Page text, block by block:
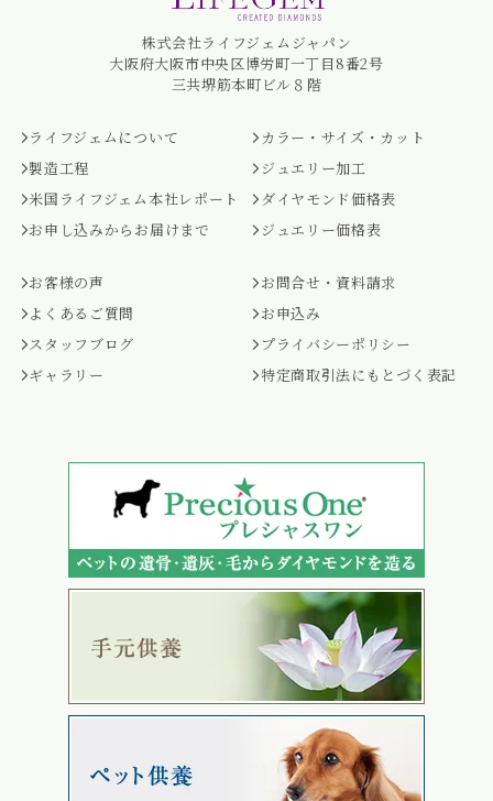
株式会社ライフジェムジャパン
大阪府大阪市中央区博労町一丁目8番2号
三共堺筋本町ビル８階
ライフジェムについて
製造工程
米国ライフジェム本社レポート
お申し込みからお届けまで
カラー・サイズ・カット
ジュエリー加工
ダイヤモンド価格表
ジュエリー価格表
お客様の声
よくあるご質問
スタッフブログ
ギャラリー
お問合せ・資料請求
お申込み
プライバシーポリシー
特定商取引法にもとづく表記